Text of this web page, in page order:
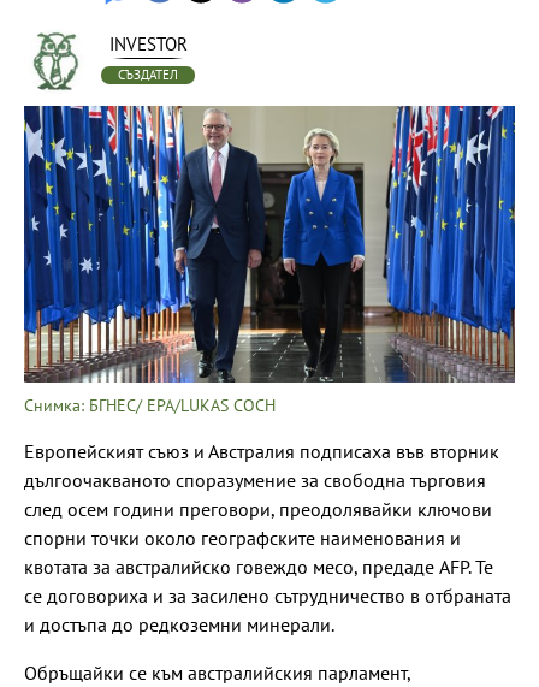
INVESTOR
СЪЗДАТЕЛ
Снимка: БГНЕС/ EPA/LUKAS COCH
Европейският съюз и Австралия подписаха във вторник
дългоочакваното споразумение за свободна търговия
след осем години преговори, преодолявайки ключови
спорни точки около географските наименования и
квотата за австралийско говеждо месо, предаде AFP. Те
се договориха и за засилено сътрудничество в отбраната
и достъпа до редкоземни минерали.
Обръщайки се към австралийския парламент,